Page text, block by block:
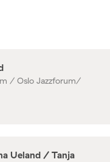
/ Oslo Jazzforum/
Ueland / Tanja